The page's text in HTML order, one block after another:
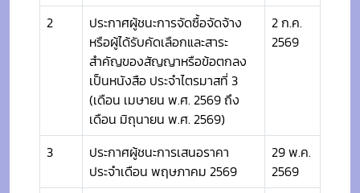
2
ประกาศผู้ชนะการจัดซื้อจัดจ้าง
หรือผู้ได้รับคัดเลือกและสาระ
สำคัญของสัญญาหรือข้อตกลง
เป็นหนังสือ ประจำไตรมาสที่ 3
(เดือน เมษายน พ.ศ. 2569 ถึง
เดือน มิถุนายน พ.ศ. 2569)
2 ก.ค.
2569
3
ประกาศผู้ชนะการเสนอราคา
ประจำเดือน พฤษภาคม 2569
29 พ.ค.
2569